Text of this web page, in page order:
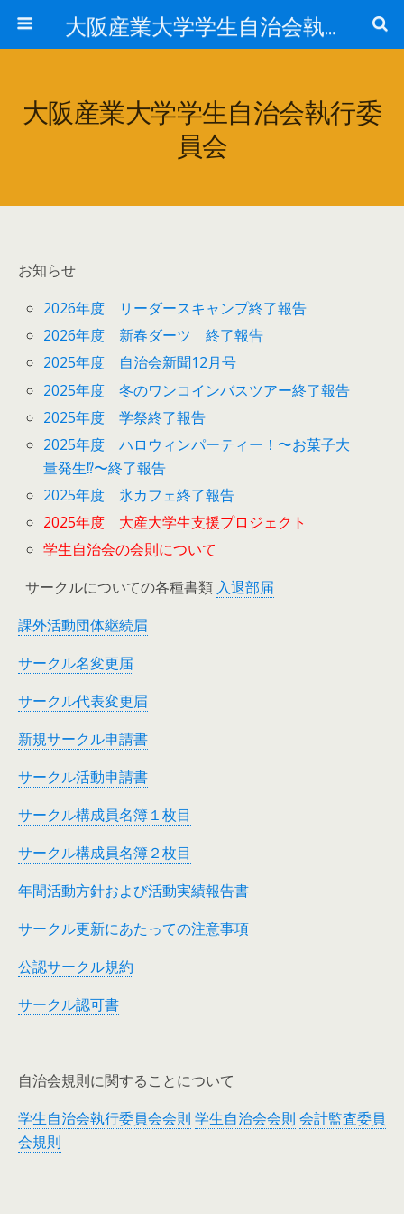
大阪産業大学学生自治会執行委員会
大阪産業大学学生自治会執行委
員会
お知らせ
2026年度 リーダースキャンプ終了報告
2026年度 新春ダーツ 終了報告
2025年度 自治会新聞12月号
2025年度 冬のワンコインバスツアー終了報告
2025年度 学祭終了報告
2025年度 ハロウィンパーティー！〜お菓子大
量発生⁉︎〜終了報告
2025年度 氷カフェ終了報告
2025年度 大産大学生支援プロジェクト
学生自治会の会則について
サークルについての各種書類 入退部届
課外活動団体継続届
サークル名変更届
サークル代表変更届
新規サークル申請書
サークル活動申請書
サークル構成員名簿１枚目
サークル構成員名簿２枚目
年間活動方針および活動実績報告書
サークル更新にあたっての注意事項
公認サークル規約
サークル認可書
自治会規則に関することについて
学生自治会執行委員会会則 学生自治会会則 会計監査委員
会規則